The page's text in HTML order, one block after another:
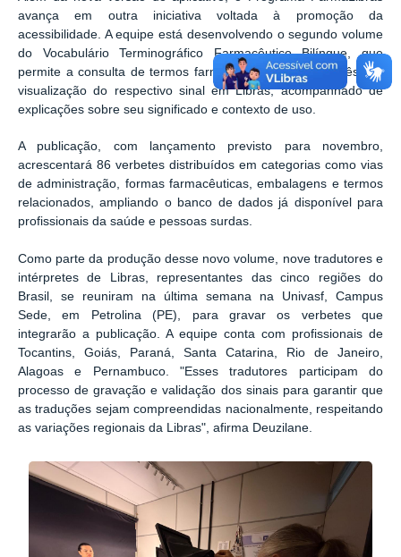
avança em outra iniciativa voltada à promoção da
acessibilidade. A equipe está desenvolvendo o segundo volume
do Vocabulário Terminográfico Farmacêutico Bilíngue, que
permite a consulta de termos farmacêuticos em português e a
visualização do respectivo sinal em Libras, acompanhado de
explicações sobre seu significado e contexto de uso.
A publicação, com lançamento previsto para novembro,
acrescentará 86 verbetes distribuídos em categorias como vias
de administração, formas farmacêuticas, embalagens e termos
relacionados, ampliando o banco de dados já disponível para
profissionais da saúde e pessoas surdas.
Como parte da produção desse novo volume, nove tradutores e
intérpretes de Libras, representantes das cinco regiões do
Brasil, se reuniram na última semana na Univasf, Campus
Sede, em Petrolina (PE), para gravar os verbetes que
integrarão a publicação. A equipe conta com profissionais de
Tocantins, Goiás, Paraná, Santa Catarina, Rio de Janeiro,
Alagoas e Pernambuco. "Esses tradutores participam do
processo de gravação e validação dos sinais para garantir que
as traduções sejam compreendidas nacionalmente, respeitando
as variações regionais da Libras", afirma Deuzilane.